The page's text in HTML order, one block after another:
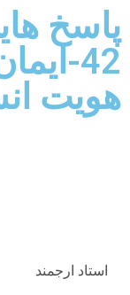
پاسخ
42-
هویت
استاد ارجمند